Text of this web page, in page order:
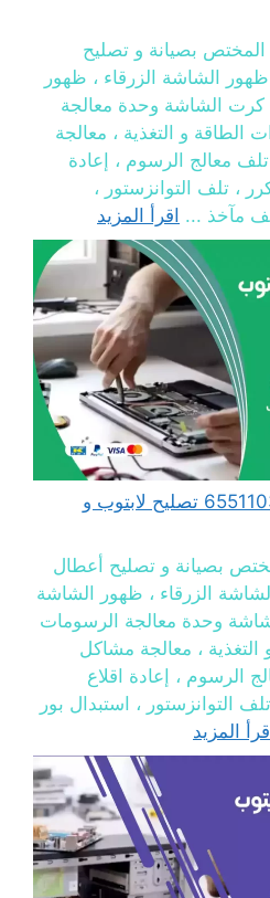
بصيانة و تصليح
الشاشة الزرقاء ، ظهور
كرت الشاشة وحدة معالجة
و التغذية ، معالجة
معالج الرسوم ، إعادة
، تلف التوانزستور ،
مآخذ ... اقرأ المزيد
مهندس كمبيوتر الزور 65511033 تصليح لابتوب و
بصيانة و تصليح أعطال
الزرقاء ، ظهور الشاشة
وحدة معالجة الرسومات
، معالجة مشاكل
الرسوم ، إعادة اقلاع
التوانزستور ، استبدال بور
اقرأ المزيد